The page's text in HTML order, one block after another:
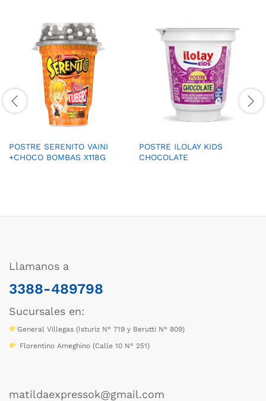
POSTRE SERENITO VAINI
+CHOCO BOMBAS X118G
POSTRE ILOLAY KIDS
CHOCOLATE
Llamanos a
3388-489798
Sucursales en:
General Villegas (Isturiz N° 719 y Berutti N° 809)
Florentino Ameghino (Calle 10 N° 251)
matildaexpressok@gmail.com